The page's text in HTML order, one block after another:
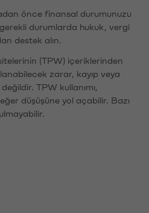
önce finansal durumunuzu
durumlarda hukuk, vergi
destek alın.
(TPW) içeriklerinden
zarar, kayıp veya
TPW kullanımı,
düşüşüne yol açabilir. Bazı